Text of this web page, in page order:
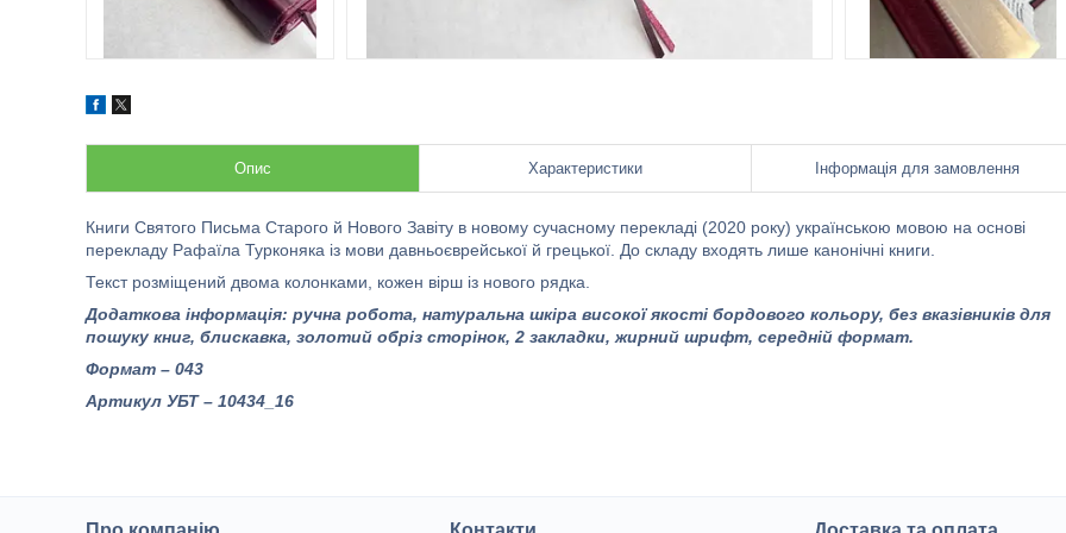
Опис Характеристики Інформація для замовлення
Книги Святого Письма Старого й Нового Завіту в новому сучасному перекладі (2020 року) українською мовою на основі
перекладу Рафаїла Турконяка із мови давньоєврейської й грецької. До складу входять лише канонічні книги.
Текст розміщений двома колонками, кожен вірш із нового рядка.
Додаткова інформація: ручна робота, натуральна шкіра високої якості бордового кольору, без вказівників для
пошуку книг, блискавка, золотий обріз сторінок, 2 закладки, жирний шрифт, середній формат.
Формат – 043
Артикул УБТ – 10434_16